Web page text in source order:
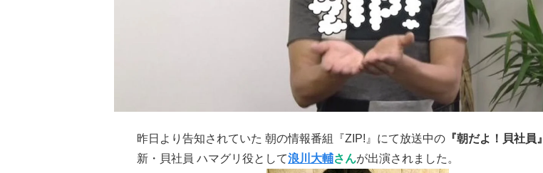
昨日より告知されていた 朝の情報番組『ZIP!』にて放送中の 『朝だよ！貝社員』
新・貝社員 ハマグリ役として浪川大輔さんが出演されました。